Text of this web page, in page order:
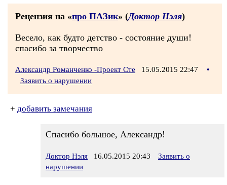
Рецензия на «про ПАЗик» (Доктор Нэля)
Весело, как будто детство - состояние души!
спасибо за творчество
Александр Романченко -Проект Сте 15.05.2015 22:47
•
Заявить о нарушении
+ добавить замечания
Спасибо большое, Александр!
Доктор Нэля 16.05.2015 20:43
Заявить о
нарушении